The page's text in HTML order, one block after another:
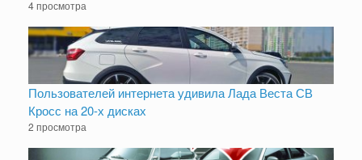
4 просмотра
Пользователей интернета удивила Лада Веста СВ
Кросс на 20-х дисках
2 просмотра